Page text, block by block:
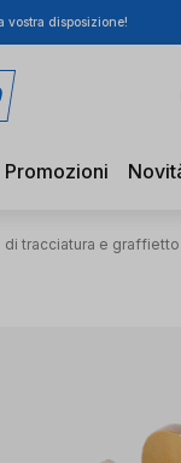
vostra disposizione!
Promozioni
di tracciatura e graffietto